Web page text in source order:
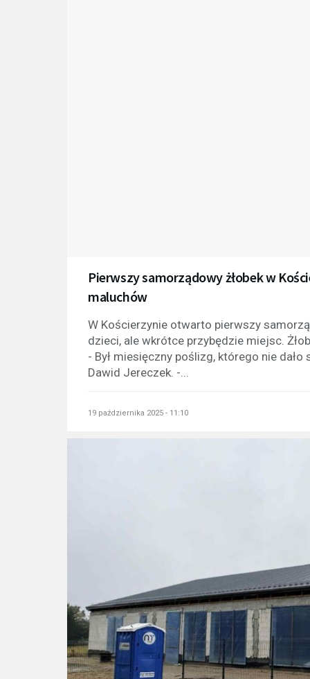
Pierwszy samorządowy żłobek w
maluchów
W Kościerzynie otwarto pierwszy
dzieci, ale wkrótce przybędzie miejsc.
- Był miesięczny poślizg, którego nie
Dawid Jereczek. -...
19 października 2025 - 11:10